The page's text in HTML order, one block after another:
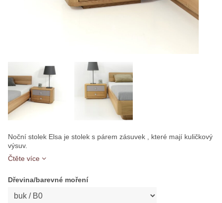
Noční stolek Elsa je stolek s párem zásuvek , které mají kuličkový
výsuv.
Čtěte více
Dřevina/barevné moření